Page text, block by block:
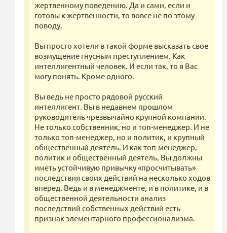
жертвенному поведению. Да и сами, если и
готовы к жертвенности, то вовсе не по этому
поводу.
Вы просто хотели в такой форме высказать свое
возмущение гнусным преступлением. Как
интеллигентный человек. И если так, то я Вас
могу понять. Кроме одного.
Вы ведь не просто рядовой русский
интеллигент. Вы в недавнем прошлом
руководитель чрезвычайно крупной компании.
Не только собственник, но и топ-менеджер. И не
только топ-менеджер, но и политик, и крупный
общественный деятель. И как топ-менеджер,
политик и общественный деятель, Вы должны
иметь устойчивую привычку «просчитывать»
последствия своих действий на несколько ходов
вперед. Ведь и в менеджменте, и в политике, и в
общественной деятельности анализ
последствий собственных действий есть
признак элементарного профессионализма.